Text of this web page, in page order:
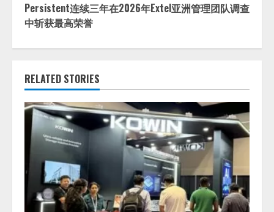
Persistent连续三年在2026年Extel亚洲管理团队调查
中斩获最高荣誉
RELATED STORIES